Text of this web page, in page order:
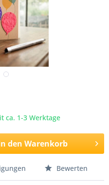
ca. 1-3 Werktage
den Warenkorb
Bewerten